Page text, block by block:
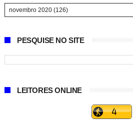
PESQUISE NO SITE
LEITORES ONLINE